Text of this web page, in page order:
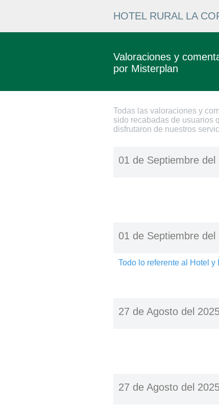
HOTEL RURAL LA
Valoraciones y
por Misterplan
Todas las valoraciones y
sido recabadas de usuarios
disfrutaron de nuestros
01 de Septiembre del
01 de Septiembre del
Todo lo referente al Hotel
27 de Agosto del
27 de Agosto del